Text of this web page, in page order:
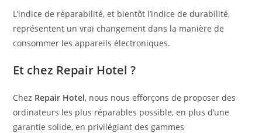
L’indice de réparabilité, et bientôt l’indice de durabilité,
représentent un vrai changement dans la manière de
consommer les appareils électroniques.
Et chez Repair Hotel ?
Chez Repair Hotel, nous nous efforçons de proposer des
ordinateurs les plus réparables possible, en plus d’une
garantie solide, en privilégiant des gammes